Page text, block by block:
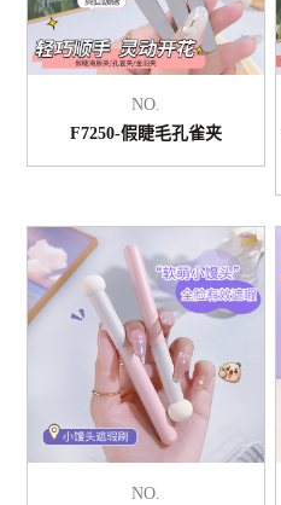
NO.
F7250-假睫毛孔雀夹
NO.